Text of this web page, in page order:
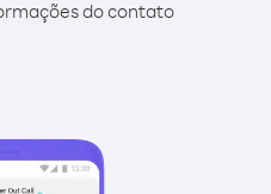
do contato